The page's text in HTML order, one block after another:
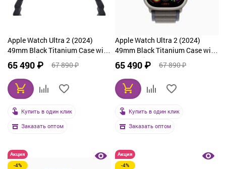
Apple Watch Ultra 2 (2024)
49mm Black Titanium Case with
Navy Alpine Loop Medium
65 490 ₽ 67 890 ₽
Купить в один клик
Заказать оптом
Apple Watch Ultra 2 (2024)
49mm Black Titanium Case with
Navy Alpine Loop Small
65 490 ₽ 67 890 ₽
Купить в один клик
Заказать оптом
Акция
-4%
Акция
-4%